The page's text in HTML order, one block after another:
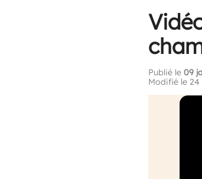
Publié le 09
Modifié le 24